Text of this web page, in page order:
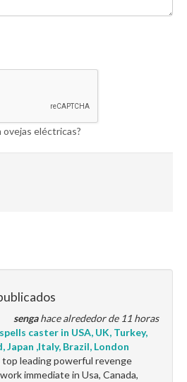
ovejas eléctricas?
sengahace alrededor de 11 horas
caster in USA, UK, Turkey,
Japan ,Italy, Brazil, London
leading powerful revenge
immediate in Usa, Canada,